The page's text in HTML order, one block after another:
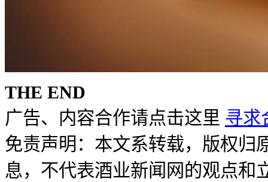
THE END
广告、内容合作请点击这里 寻求
免责声明：本文系转载，版权归
息，不代表酒业新闻网的观点和